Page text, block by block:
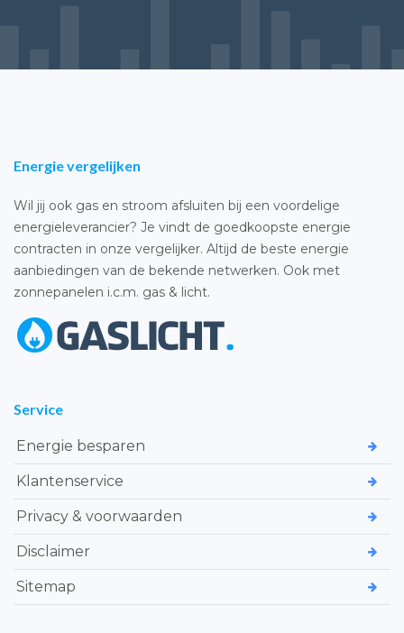
Energie vergelijken
Wil jij ook gas en stroom afsluiten bij een voordelige
energieleverancier? Je vindt de goedkoopste energie
contracten in onze vergelijker. Altijd de beste energie
aanbiedingen van de bekende netwerken. Ook met
zonnepanelen i.c.m. gas & licht.
Service
Energie besparen
Klantenservice
Privacy & voorwaarden
Disclaimer
Sitemap